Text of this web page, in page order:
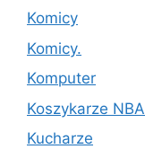
Komicy
Komicy.
Komputer
Koszykarze NBA
Kucharze